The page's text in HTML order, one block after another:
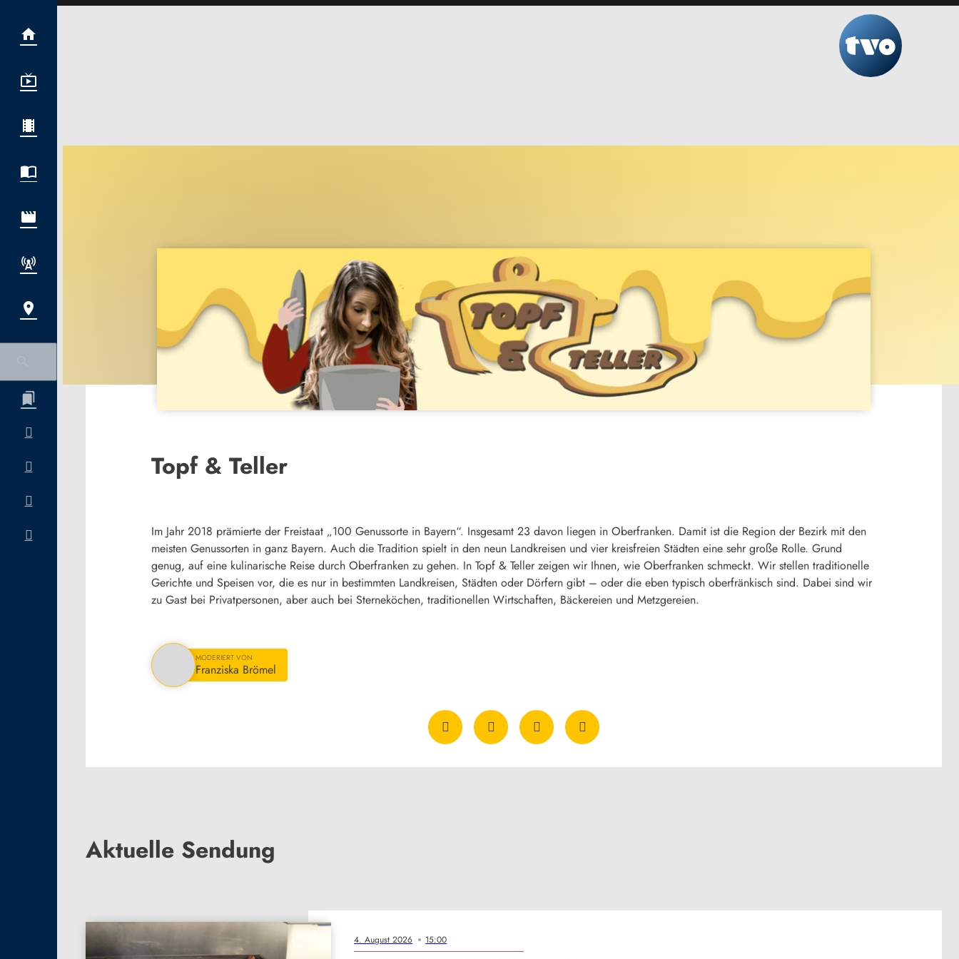
Topf & Teller
Im Jahr 2018 prämierte der Freistaat „100 Genussorte in Bayern“. Insgesamt 23 davon liegen in Oberfranken. Damit ist die Region der Bezirk mit den
meisten Genussorten in ganz Bayern. Auch die Tradition spielt in den neun Landkreisen und vier kreisfreien Städten eine sehr große Rolle. Grund
genug, auf eine kulinarische Reise durch Oberfranken zu gehen. In Topf & Teller zeigen wir Ihnen, wie Oberfranken schmeckt. Wir stellen traditionelle
Gerichte und Speisen vor, die es nur in bestimmten Landkreisen, Städten oder Dörfern gibt – oder die eben typisch oberfränkisch sind. Dabei sind wir
zu Gast bei Privatpersonen, aber auch bei Sterneköchen, traditionellen Wirtschaften, Bäckereien und Metzgereien.
MODERIERT VON
Franziska Brömel
Aktuelle Sendung
4. August 2026 15:00